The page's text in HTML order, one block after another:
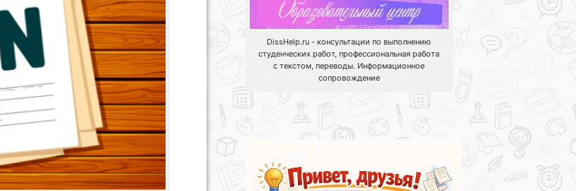
DissHelp.ru - консультации по выполнению
студенческих работ, профессиональная работа
с текстом, переводы. Информационное
сопровождение